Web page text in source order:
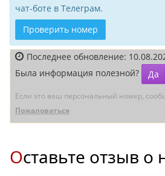
чат-боте в Телеграм.
Проверить номер
Последнее обновление:
Была информация полезной?
Да
Если это ваш персональный номер,
Пожаловаться
Оставьте отзыв